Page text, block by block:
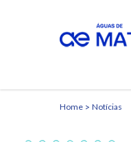
Home Notícias